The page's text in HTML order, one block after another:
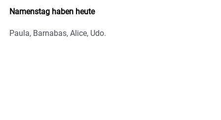
Namenstag haben heute
Paula, Barnabas, Alice, Udo.